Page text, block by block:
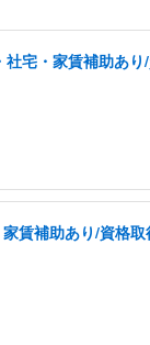
宅・家賃補助あり
賃補助あり/資格取